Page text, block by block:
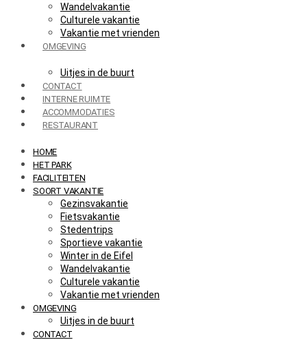
Wandelvakantie
Culturele vakantie
Vakantie met vrienden
OMGEVING
Uitjes in de buurt
CONTACT
INTERNE RUIMTE
ACCOMMODATIES
RESTAURANT
HOME
HET PARK
FACILITEITEN
SOORT VAKANTIE
Gezinsvakantie
Fietsvakantie
Stedentrips
Sportieve vakantie
Winter in de Eifel
Wandelvakantie
Culturele vakantie
Vakantie met vrienden
OMGEVING
Uitjes in de buurt
CONTACT